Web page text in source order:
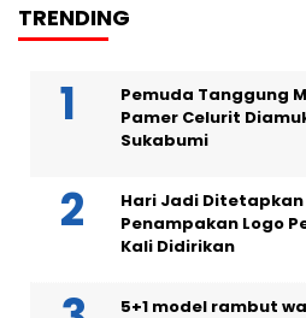
TRENDING
Pemuda Tanggung
Pamer Celurit
Sukabumi
Hari Jadi Ditetapkan
Penampakan Logo
Kali Didirikan
5+1 model rambut